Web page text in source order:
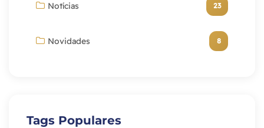
Notícias 23
Novidades 8
Tags Populares